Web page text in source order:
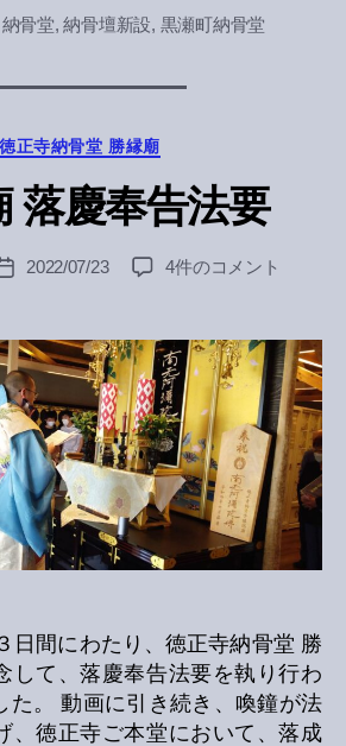
納骨堂,納骨壇新設, 黒瀬町納骨堂
Categories
徳正寺納骨堂 勝縁廟
落慶奉告法要
Post2022/07/23
勝
落
慶
奉
告
法
要
へ
の
4件のコメント
日間にわたり、徳正寺納骨堂 勝
して、落慶奉告法要を執り行わ
た。 動画に引き続き、喚鐘が法
、徳正寺ご本堂において、落成